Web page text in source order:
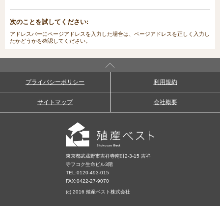
次のことを試してください:
アドレスバーにページアドレスを入力した場合は、ページアドレスを正しく入力し
たかどうかを確認してください。
プライバシーポリシー 利用規約
サイトマップ 会社概要
東京都武蔵野市吉祥寺南町2-3-15 吉祥
寺フコク生命ビル3階
TEL:0120-493-015
FAX:0422-27-9070
(c) 2016 殖産ベスト株式会社